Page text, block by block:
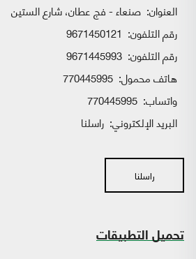
العنوان: صنعاء - فج عطان، شارع الستين
رقم التلفون: 9671450121
رقم التلفون: 9671445993
هاتف محمول: 770445995
واتساب:
البريد الإلكتروني: راسلنا
راسلنا
تحميل التطبيقات